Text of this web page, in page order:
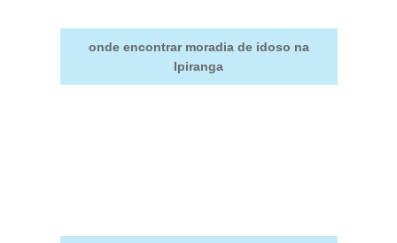
onde encontrar moradia de idoso na
Ipiranga